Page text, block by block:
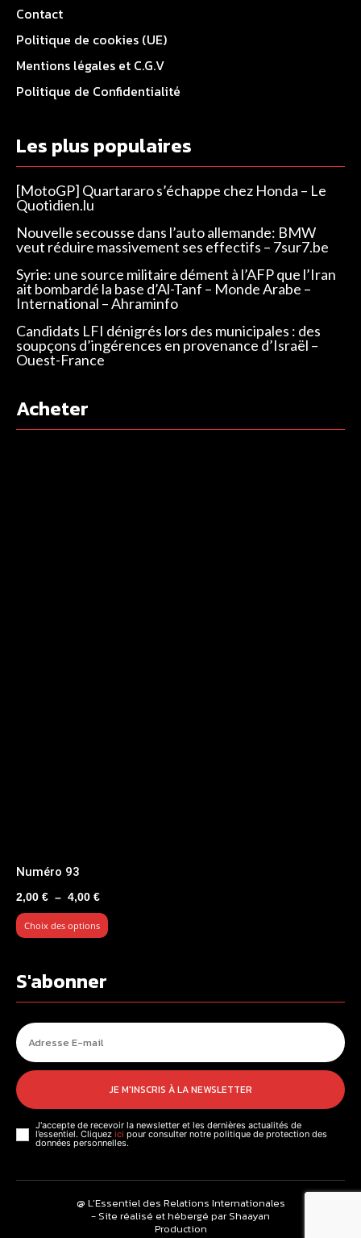
Contact
Politique de cookies (UE)
Mentions légales et C.G.V
Politique de Confidentialité
Les plus populaires
[MotoGP] Quartararo s’échappe chez Honda – Le
Quotidien.lu
Nouvelle secousse dans l’auto allemande: BMW
veut réduire massivement ses effectifs – 7sur7.be
Syrie: une source militaire dément à l’AFP que l’Iran
ait bombardé la base d’Al-Tanf – Monde Arabe –
International – Ahraminfo
Candidats LFI dénigrés lors des municipales : des
soupçons d’ingérences en provenance d’Israël –
Ouest-France
Acheter
Numéro 93
2,00 € – 4,00 €Plage
de
prix :
4,00 €
Choix des options
S'abonner
JE M'INSCRIS À LA NEWSLETTER
J'accepte de recevoir la newsletter et les dernières actualités de
l’essentiel. Cliquez ici pour consulter notre politique de protection des
données personnelles.
@ L’Essentiel des Relations Internationales
- Site réalisé et hébergé par Shaayan
Production